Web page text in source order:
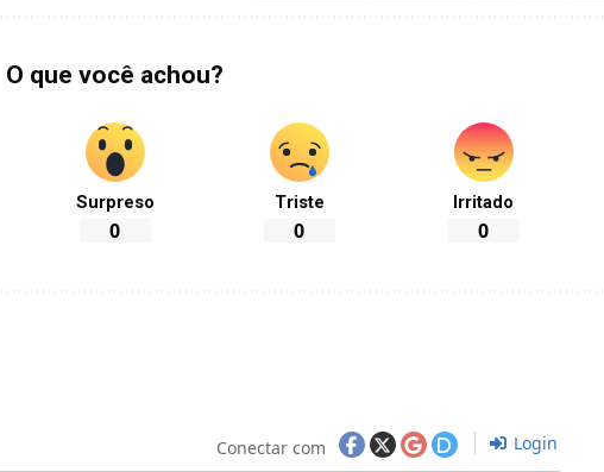
O que você achou?
Surpreso
0
Triste
0
Irritado
0
Conectar com Login